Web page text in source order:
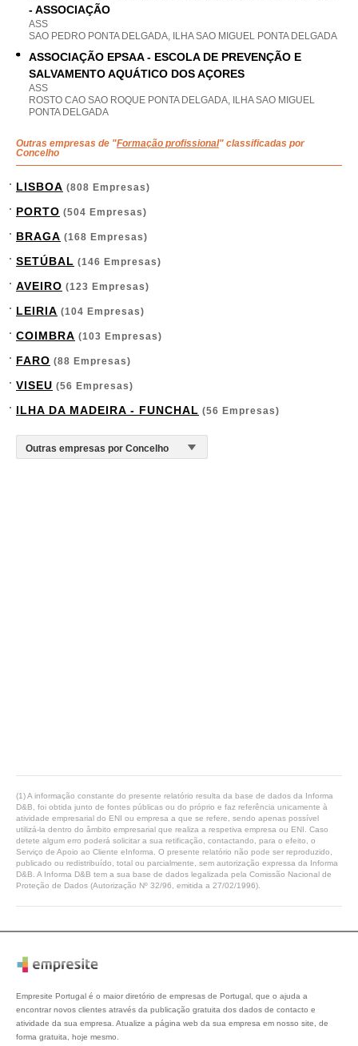
- ASSOCIAÇÃO
ASS
SAO PEDRO PONTA DELGADA, ILHA SAO MIGUEL PONTA DELGADA
ASSOCIAÇÃO EPSAA - ESCOLA DE PREVENÇÃO E
SALVAMENTO AQUÁTICO DOS AÇORES
ASS
ROSTO CAO SAO ROQUE PONTA DELGADA, ILHA SAO MIGUEL
PONTA DELGADA
Outras empresas de "Formação profissional" classificadas por
Concelho
LISBOA (808 Empresas)
PORTO (504 Empresas)
BRAGA (168 Empresas)
SETÚBAL (146 Empresas)
AVEIRO (123 Empresas)
LEIRIA (104 Empresas)
COIMBRA (103 Empresas)
FARO (88 Empresas)
VISEU (56 Empresas)
ILHA DA MADEIRA - FUNCHAL (56 Empresas)
(1) A informação constante do presente relatório resulta da base de dados da Informa
D&B, foi obtida junto de fontes públicas ou do próprio e faz referência unicamente à
atividade empresarial do ENI ou empresa a que se refere, sendo apenas possível
utilizá-la dentro do âmbito empresarial que realiza a respetiva empresa ou ENI. Caso
detete algum erro poderá solicitar a sua retificação, contactando, para o efeito, o
Serviço de Apoio ao Cliente eInforma. O presente relatório não pode ser reproduzido,
publicado ou redistribuído, total ou parcialmente, sem autorização expressa da Informa
D&B. A Informa D&B tem a sua base de dados legalizada pela Comissão Nacional de
Proteção de Dados (Autorização Nº 32/96, emitida a 27/02/1996).
Empresite Portugal é o maior diretório de empresas de Portugal, que o ajuda a
encontrar novos clientes através da publicação gratuita dos dados de contacto e
atividade da sua empresa. Atualize a página web da sua empresa em nosso site, de
forma gratuita, hoje mesmo.